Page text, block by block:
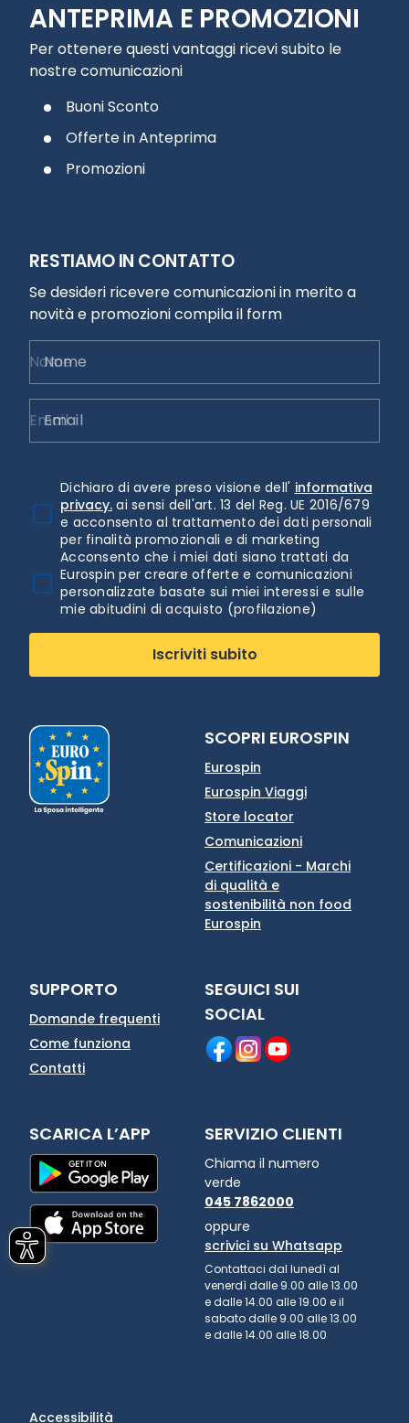
ANTEPRIMA E PROMOZIONI
Per ottenere questi vantaggi ricevi subito le
nostre comunicazioni
Buoni Sconto
Offerte in Anteprima
Promozioni
RESTIAMO IN CONTATTO
Se desideri ricevere comunicazioni in merito a
novità e promozioni compila il form
Nome
Email
Dichiaro di avere preso visione dell' informativa
privacy. ai sensi dell'art. 13 del Reg. UE 2016/679
e acconsento al trattamento dei dati personali
per finalità promozionali e di marketing
Acconsento che i miei dati siano trattati da
Eurospin per creare offerte e comunicazioni
personalizzate basate sui miei interessi e sulle
mie abitudini di acquisto (profilazione)
Iscriviti subito
SCOPRI EUROSPIN
Eurospin
Eurospin Viaggi
Store locator
Comunicazioni
Certificazioni - Marchi
di qualità e
sostenibilità non food
Eurospin
SUPPORTO
Domande frequenti
Come funziona
Contatti
SEGUICI SUI
SOCIAL
SCARICA L’APP SERVIZIO CLIENTI
Chiama il numero
verde
045 7862000
oppure
scrivici su Whatsapp
Contattaci dal lunedì al
venerdì dalle 9.00 alle 13.00
e dalle 14.00 alle 19.00 e il
sabato dalle 9.00 alle 13.00
e dalle 14.00 alle 18.00
Accessibilità